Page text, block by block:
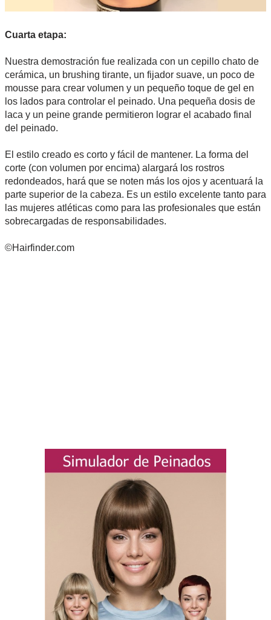
Cuarta etapa:
Nuestra demostración fue realizada con un cepillo chato de
cerámica, un brushing tirante, un fijador suave, un poco de
mousse para crear volumen y un pequeño toque de gel en
los lados para controlar el peinado. Una pequeña dosis de
laca y un peine grande permitieron lograr el acabado final
del peinado.
El estilo creado es corto y fácil de mantener. La forma del
corte (con volumen por encima) alargará los rostros
redondeados, hará que se noten más los ojos y acentuará la
parte superior de la cabeza. Es un estilo excelente tanto para
las mujeres atléticas como para las profesionales que están
sobrecargadas de responsabilidades.
©Hairfinder.com